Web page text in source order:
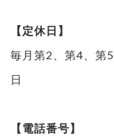
【定休日】
毎月第2、第4、第
日
【電話番号】